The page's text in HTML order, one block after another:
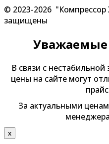
© 2023-2026 "Компрессор
защищены
Уважаемые
В связи с
цены на сайте могут
За актуальными
х